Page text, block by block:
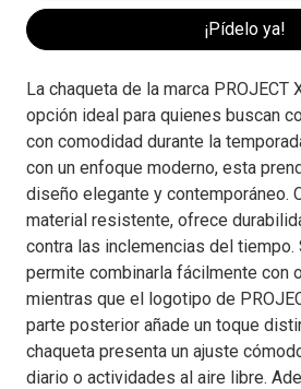
¡Pídelo ya!
La chaqueta de la marca PROJECT
opción ideal para quienes buscan
con comodidad durante la
con un enfoque moderno, esta
diseño elegante y contemporáneo.
material resistente, ofrece
contra las inclemencias del tiempo.
permite combinarla fácilmente con
mientras que el logotipo de
parte posterior añade un toque
chaqueta presenta un ajuste
diario o actividades al aire libre.